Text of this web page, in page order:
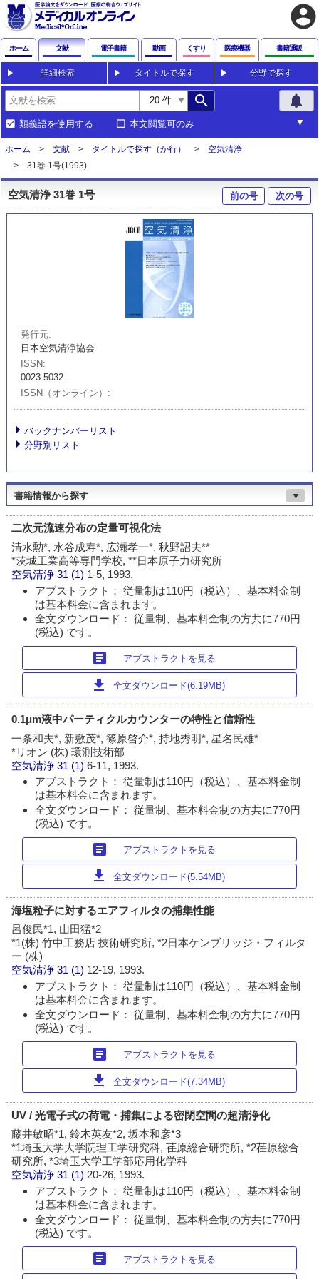
account_circle
ホーム 文献 電子書籍 動画 くすり 医療機器 書籍通販
詳細検索 タイトルで探す 分野で探す
search notifications
類義語を使用する 本文閲覧可のみ
ホーム 文献 タイトルで探す（か行）
空気清浄
31巻 1号(1993)
空気清浄 31巻 1号 前の号 次の号
発行元
日本空気清浄協会
ISSN
0023-5032
ISSN（オンライン）
バックナンバーリスト
分野別リスト
書籍情報から探す ▼
二次元流速分布の定量可視化法
清水勲*, 水谷成寿*, 広瀬孝一*, 秋野詔夫**
*茨城工業高等専門学校, **日本原子力研究所
空気清浄 31 (1) 1-5, 1993.
アブストラクト： 従量制は110円（税込）、基本料金制
は基本料金に含まれます。
全文ダウンロード： 従量制、基本料金制の方共に770円
(税込) です。
article アブストラクトを見る
download 全文ダウンロード(6.19MB)
0.1μm液中パーティクルカウンターの特性と信頼性
一条和夫*, 新敷茂*, 篠原啓介*, 持地秀明*, 星名民雄*
*リオン (株) 環測技術部
空気清浄 31 (1)6-11, 1993.
アブストラクト： 従量制は110円（税込）、基本料金制
は基本料金に含まれます。
全文ダウンロード： 従量制、基本料金制の方共に770円
(税込) です。
article アブストラクトを見る
download 全文ダウンロード(5.54MB)
海塩粒子に対するエアフィルタの捕集性能
呂俊民*1, 山田猛*2
*1(株) 竹中工務店 技術研究所, *2日本ケンブリッジ・フィルタ
ー (株)
空気清浄 31 (1) 12-19, 1993.
アブストラクト： 従量制は110円（税込）、基本料金制
は基本料金に含まれます。
全文ダウンロード： 従量制、基本料金制の方共に770円
(税込) です。
article アブストラクトを見る
download 全文ダウンロード(7.34MB)
UV / 光電子式の荷電・捕集による密閉空間の超清浄化
藤井敏昭*1, 鈴木英友*2, 坂本和彦*3
*1埼玉大学大学院理工学研究科, 荏原総合研究所, *2荏原総合
研究所, *3埼玉大学工学部応用化学科
空気清浄 31 (1) 20-26, 1993.
アブストラクト： 従量制は110円（税込）、基本料金制
は基本料金に含まれます。
全文ダウンロード： 従量制、基本料金制の方共に770円
(税込) です。
article アブストラクトを見る